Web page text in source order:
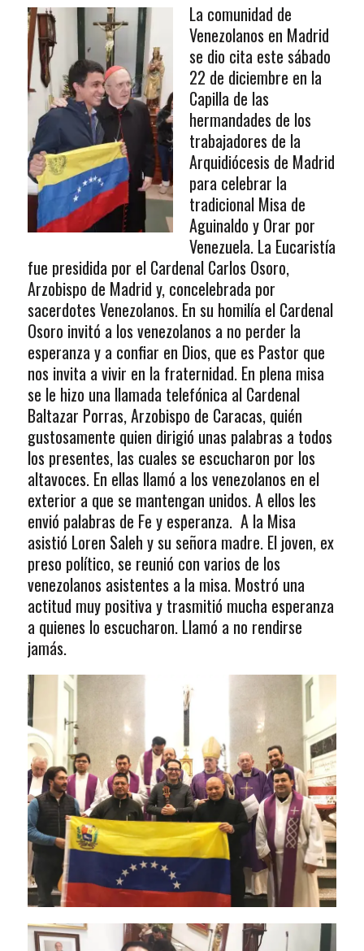
La comunidad de
Venezolanos en Madrid
se dio cita este sábado
22 de diciembre en la
Capilla de las
hermandades de los
trabajadores de la
Arquidiócesis de Madrid
para celebrar la
tradicional Misa de
Aguinaldo y Orar por
Venezuela. La Eucaristía
fue presidida por el Cardenal Carlos Osoro,
Arzobispo de Madrid y, concelebrada por
sacerdotes Venezolanos. En su homilía el Cardenal
Osoro invitó a los venezolanos a no perder la
esperanza y a confiar en Dios, que es Pastor que
nos invita a vivir en la fraternidad. En plena misa
se le hizo una llamada telefónica al Cardenal
Baltazar Porras, Arzobispo de Caracas, quién
gustosamente quien dirigió unas palabras a todos
los presentes, las cuales se escucharon por los
altavoces. En ellas llamó a los venezolanos en el
exterior a que se mantengan unidos. A ellos les
envió palabras de Fe y esperanza. A la Misa
asistió Loren Saleh y su señora madre. El joven, ex
preso político, se reunió con varios de los
venezolanos asistentes a la misa. Mostró una
actitud muy positiva y trasmitió mucha esperanza
a quienes lo escucharon. Llamó a no rendirse
jamás.